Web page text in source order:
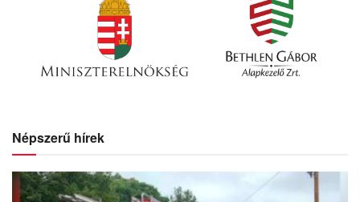
Népszerű hírek